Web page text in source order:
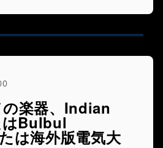
楽器、Indian
Bulbul
は海外版電気大